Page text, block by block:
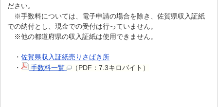
ださい。
※手数料については、電子申請の場合を除き、佐賀県収入証紙
での納付とし、現金での受付は行っていません。
※他の都道府県の収入証紙は使用できません。
・佐賀県収入証紙売りさばき所
・
手数料一覧 （PDF：7.3キロバイト）